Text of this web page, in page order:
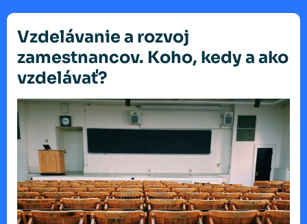
Vzdelávanie a rozvoj
zamestnancov. Koho, kedy a ako
vzdelávať?